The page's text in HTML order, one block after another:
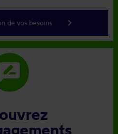
de vos besoins keyboard_arrow_right
rate_review